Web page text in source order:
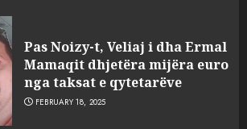
Pas Noizy-t, Veliaj i dha Ermal
Mamaqit dhjetëra mijëra euro
nga taksat e qytetarëve
FEBRUARY 18, 2025